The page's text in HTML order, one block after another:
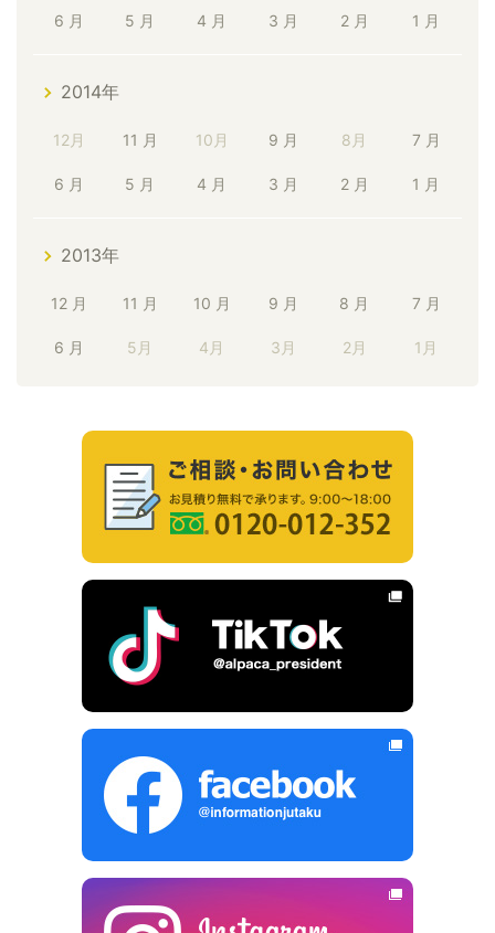
6 月 5 月 4 月 3 月 2 月 1 月
2014年
12月 11 月 10月 9 月 8月 7 月
6 月 5 月 4 月 3 月 2 月 1 月
2013年
12 月 11 月 10 月 9 月 8 月 7 月
6 月 5月 4月 3月 2月 1月